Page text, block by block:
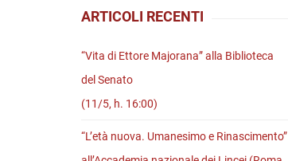
ARTICOLI RECENTI
“Vita di Ettore Majorana” alla Biblioteca
del Senato
(11/5, h. 16:00)
“L’età nuova. Umanesimo e Rinascimento”